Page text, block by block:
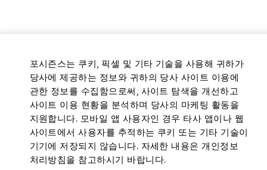
포시즌스는 쿠키, 픽셀 및 기타 기술을 사용해 귀하가
당사에 제공하는 정보와 귀하의 당사 사이트 이용에
관한 정보를 수집함으로써, 사이트 탐색을 개선하고
사이트 이용 현황을 분석하며 당사의 마케팅 활동을
지원합니다. 모바일 앱 사용자인 경우 타사 앱이나 웹
사이트에서 사용자를 추적하는 쿠키 또는 기타 기술이
기기에 저장되지 않습니다. 자세한 내용은 개인정보
처리방침을 참고하시기 바랍니다.